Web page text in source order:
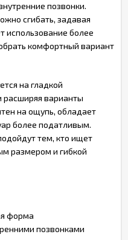
позвонки.
сгибать, задавая
использование более
комфортный вариант
на гладкой
расширяя варианты
на ощупь, обладает
более податливым.
тем, кто ищет
размером и гибкой
форма
позвонками